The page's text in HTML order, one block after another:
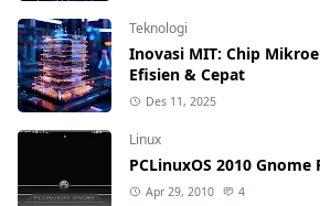
Teknologi
Inovasi MIT: Chip
Efisien & Cepat
Des 11, 2025
Linux
PCLinuxOS 2010 Gnome
Apr 29, 2010 4